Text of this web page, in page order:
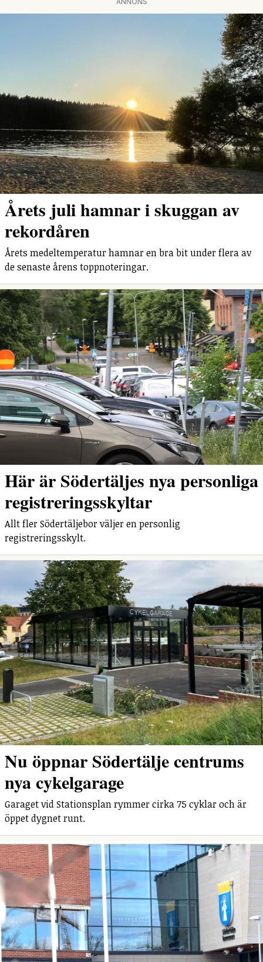
Årets juli hamnar i skuggan av
rekordåren
Årets medeltemperatur hamnar en bra bit under flera av
de senaste årens toppnoteringar.
Här är Södertäljes nya personliga
registreringsskyltar
Allt fler Södertäljebor väljer en personlig
registreringsskylt.
Nu öppnar Södertälje centrums
nya cykelgarage
Garaget vid Stationsplan rymmer cirka 75 cyklar och är
öppet dygnet runt.